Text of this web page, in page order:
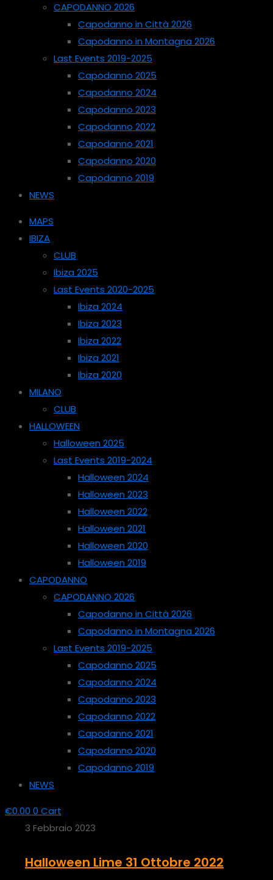
CAPODANNO 2026
Capodanno in Città 2026
Capodanno in Montagna 2026
Last Events 2019-2025
Capodanno 2025
Capodanno 2024
Capodanno 2023
Capodanno 2022
Capodanno 2021
Capodanno 2020
Capodanno 2019
NEWS
MAPS
IBIZA
CLUB
Ibiza 2025
Last Events 2020-2025
Ibiza 2024
Ibiza 2023
Ibiza 2022
Ibiza 2021
Ibiza 2020
MILANO
CLUB
HALLOWEEN
Halloween 2025
Last Events 2019-2024
Halloween 2024
Halloween 2023
Halloween 2022
Halloween 2021
Halloween 2020
Halloween 2019
CAPODANNO
CAPODANNO 2026
Capodanno in Città 2026
Capodanno in Montagna 2026
Last Events 2019-2025
Capodanno 2025
Capodanno 2024
Capodanno 2023
Capodanno 2022
Capodanno 2021
Capodanno 2020
Capodanno 2019
NEWS
€0.00 0 Cart
3 Febbraio 2023
Halloween Lime 31 Ottobre 2022